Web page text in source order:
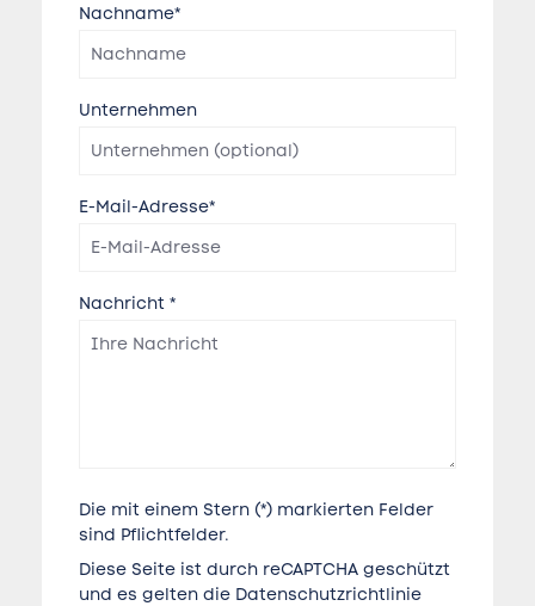
Nachname*
Unternehmen
E-Mail-Adresse*
Nachricht *
Die mit einem Stern (*) markierten Felder
sind Pflichtfelder.
Diese Seite ist durch reCAPTCHA geschützt
und es gelten die Datenschutzrichtlinie